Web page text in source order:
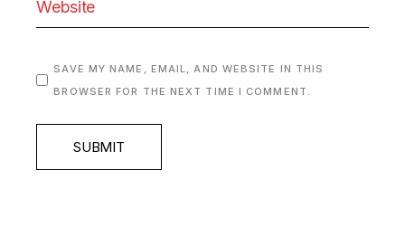
SAVE MY NAME, EMAIL, AND WEBSITE IN THIS
BROWSER FOR THE NEXT TIME I COMMENT.
SUBMIT